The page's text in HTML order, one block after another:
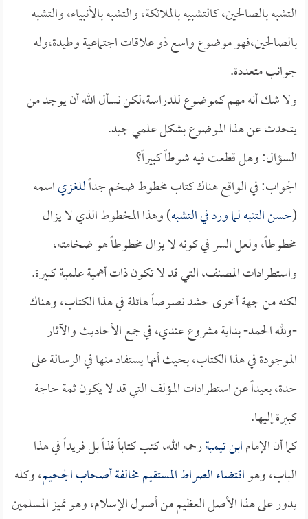
التشبه بالصالحين، كالتشبيه بالملائكة، والتشبه بالأنبياء، والتشبه
بالصالحين،فهو موضوع واسع ذو علاقات اجتماعية وطيدة،وله
جوانب متعددة.
ولا شك أنه مهم كموضوع للدراسة،لكن نسأل الله أن يوجد من
يتحدث عن هذا الموضوع بشكل علمي جيد.
السؤال: وهل قطعت فيه شوطاً كبيراً؟
الجواب: في الواقع هناك كتاب مخطوط ضخم جداًللغزياسمه
(حسن التنبه لما ورد في التشبه) وهذا المخطوط الذي لا يزال
مخطوطاً، ولعل السر في كونه لا يزال مخطوطاً هو ضخامته،
واستطرادات المصنف، التي قد لا تكون ذات أهمية علمية كبيرة.
لكنه من جهة أخرى حشد نصوصاً هائلة في هذا الكتاب، وهناك
-ولله الحمد- بداية مشروع عندي، في جمع الأحاديث والآثار
الموجودة في هذا الكتاب، بحيث أنها يستفاد منها في الرسالة على
حدة، بعيداً عن استطرادات المؤلف التي قد لا يكون ثمة حاجة
كبيرة إليها.
كما أن الإمامابن تيميةرحمه الله، كتب كتاباً فذاً بل فريداً في هذا
الباب، وهواقتضاء الصراط المستقيم مخالفة أصحاب الجحيم، وكله
يدور على هذا الأصل العظيم من أصول الإسلام، وهو تميز المسلمين